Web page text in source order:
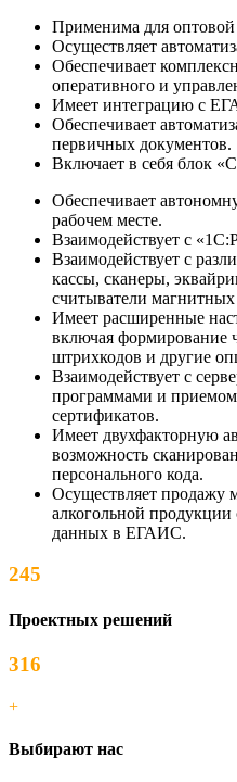
Применима для оптовой
Осуществляет
Обеспечивает
оперативного и
Имеет интеграцию с
Обеспечивает
первичных документов.
Включает в себя блок
Обеспечивает
рабочем месте.
Взаимодействует с
Взаимодействует с
кассы, сканеры,
считыватели магнитных
Имеет расширенные
включая формирование
штрихкодов и другие
Взаимодействует с
программами и
сертификатов.
Имеет двухфакторную
возможность
персонального кода.
Осуществляет продажу
алкогольной продукции
данных в ЕГАИС.
245
Проектных решений
316
+
Выбирают нас